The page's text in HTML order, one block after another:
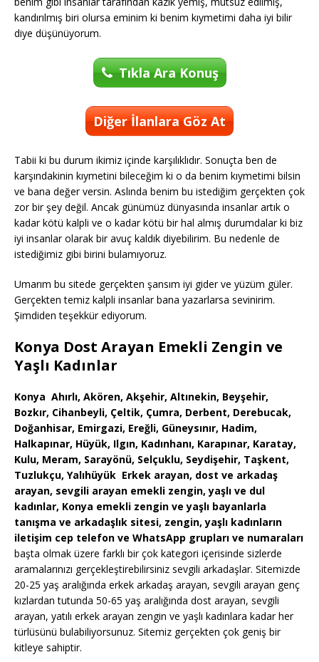
kandırılmış biri olursa eminim ki benim kıymetimi daha iyi bilir
diye düşünüyorum.
Tıkla Ara Konuş
Diğer İlanlara Göz At
Tabii ki bu durum ikimiz içinde karşılıklıdır. Sonuçta ben de
karşındakinin kıymetini bileceğim ki o da benim kıymetimi bilsin
ve bana değer versin. Aslında benim bu istediğim gerçekten çok
zor bir şey değil. Ancak günümüz dünyasında insanlar artık o
kadar kötü kalpli ve o kadar kötü bir hal almış durumdalar ki biz
iyi insanlar olarak bir avuç kaldık diyebilirim. Bu nedenle de
istediğimiz gibi birini bulamıyoruz.
Umarım bu sitede gerçekten şansım iyi gider ve yüzüm güler.
Gerçekten temiz kalpli insanlar bana yazarlarsa sevinirim.
Şimdiden teşekkür ediyorum.
Konya Dost Arayan Emekli Zengin ve
Yaşlı Kadınlar
Konya Ahırlı, Akören, Akşehir, Altınekin, Beyşehir,
Bozkır, Cihanbeyli, Çeltik, Çumra, Derbent, Derebucak,
Doğanhisar, Emirgazi, Ereğli, Güneysınır, Hadim,
Halkapınar, Hüyük, Ilgın, Kadınhanı, Karapınar, Karatay,
Kulu, Meram, Sarayönü, Selçuklu, Seydişehir, Taşkent,
Tuzlukçu, Yalıhüyük Erkek arayan, dost ve arkadaş
arayan, sevgili arayan emekli zengin, yaşlı ve dul
kadınlar, Konya emekli zengin ve yaşlı bayanlarla
tanışma ve arkadaşlık sitesi, zengin, yaşlı kadınların
iletişim cep telefon ve WhatsApp grupları ve numaraları
başta olmak üzere farklı bir çok kategori içerisinde sizlerde
aramalarınızı gerçekleştirebilirsiniz sevgili arkadaşlar. Sitemizde
20-25 yaş aralığında erkek arkadaş arayan, sevgili arayan genç
kızlardan tutunda 50-65 yaş aralığında dost arayan, sevgili
arayan, yatılı erkek arayan zengin ve yaşlı kadınlara kadar her
türlüsünü bulabiliyorsunuz. Sitemiz gerçekten çok geniş bir
kitleye sahiptir.